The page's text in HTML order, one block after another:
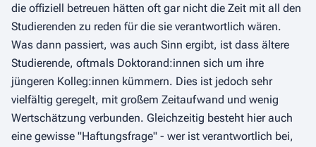
die offiziell betreuen hätten oft gar nicht die Zeit mit all den
Studierenden zu reden für die sie verantwortlich wären.
Was dann passiert, was auch Sinn ergibt, ist dass ältere
Studierende, oftmals Doktorand:innen sich um ihre
jüngeren Kolleg:innen kümmern. Dies ist jedoch sehr
vielfältig geregelt, mit großem Zeitaufwand und wenig
Wertschätzung verbunden. Gleichzeitig besteht hier auch
eine gewisse "Haftungsfrage" - wer ist verantwortlich bei,